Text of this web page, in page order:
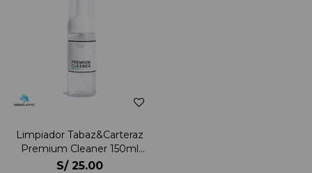
Limpiador Tabaz&Carteraz
Premium Cleaner 150ml
Unisex
S/ 25.00